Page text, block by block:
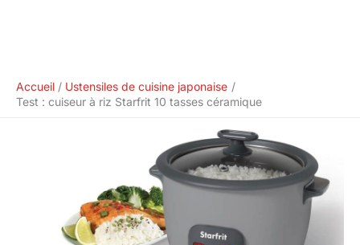
Accueil
Ustensiles de cuisine japonaise
Test : cuiseur à riz Starfrit 10 tasses céramique